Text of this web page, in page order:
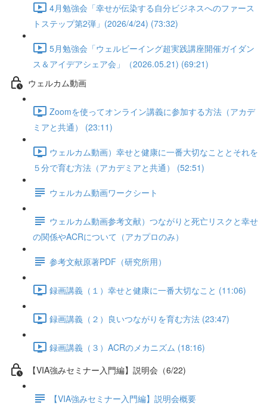
4月勉強会「幸せが伝染する自分ビジネスへのファース
トステップ第2弾」(2026/4/24) (73:32)
5月勉強会「ウェルビーイング超実践講座開催ガイダン
ス＆アイデアシェア会」（2026.05.21) (69:21)
ウェルカム動画
Zoomを使ってオンライン講義に参加する方法（アカデ
ミアと共通） (23:11)
ウェルカム動画）幸せと健康に一番大切なこととそれを
５分で育む方法（アカデミアと共通） (52:51)
ウェルカム動画ワークシート
ウェルカム動画参考文献）つながりと死亡リスクと幸せ
の関係やACRについて（アカプロのみ）
参考文献原著PDF（研究所用）
録画講義（１）幸せと健康に一番大切なこと (11:06)
録画講義（２）良いつながりを育む方法 (23:47)
録画講義（３）ACRのメカニズム (18:16)
【VIA強みセミナー入門編】説明会（6/22)
【VIA強みセミナー入門編】説明会概要